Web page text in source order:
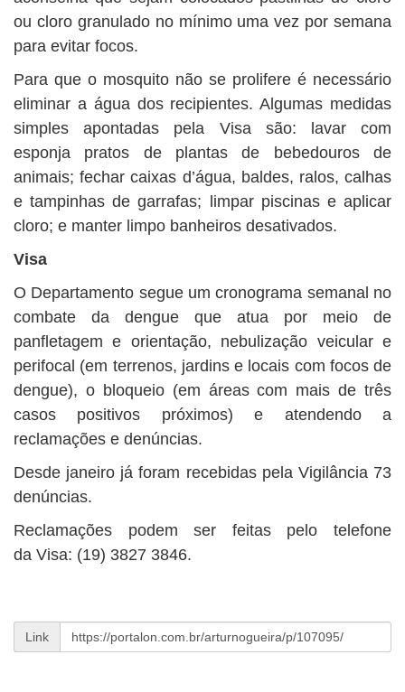
ou cloro granulado no mínimo uma vez por semana
para evitar focos.
Para que o mosquito não se prolifere é necessário
eliminar a água dos recipientes. Algumas medidas
simples apontadas pela Visa são: lavar com
esponja pratos de plantas de bebedouros de
animais; fechar caixas d’água, baldes, ralos, calhas
e tampinhas de garrafas; limpar piscinas e aplicar
cloro; e manter limpo banheiros desativados.
Visa
O Departamento segue um cronograma semanal no
combate da dengue que atua por meio de
panfletagem e orientação, nebulização veicular e
perifocal (em terrenos, jardins e locais com focos de
dengue), o bloqueio (em áreas com mais de três
casos positivos próximos) e atendendo a
reclamações e denúncias.
Desde janeiro já foram recebidas pela Vigilância 73
denúncias.
Reclamações podem ser feitas pelo telefone
da Visa: (19) 3827 3846.
Link